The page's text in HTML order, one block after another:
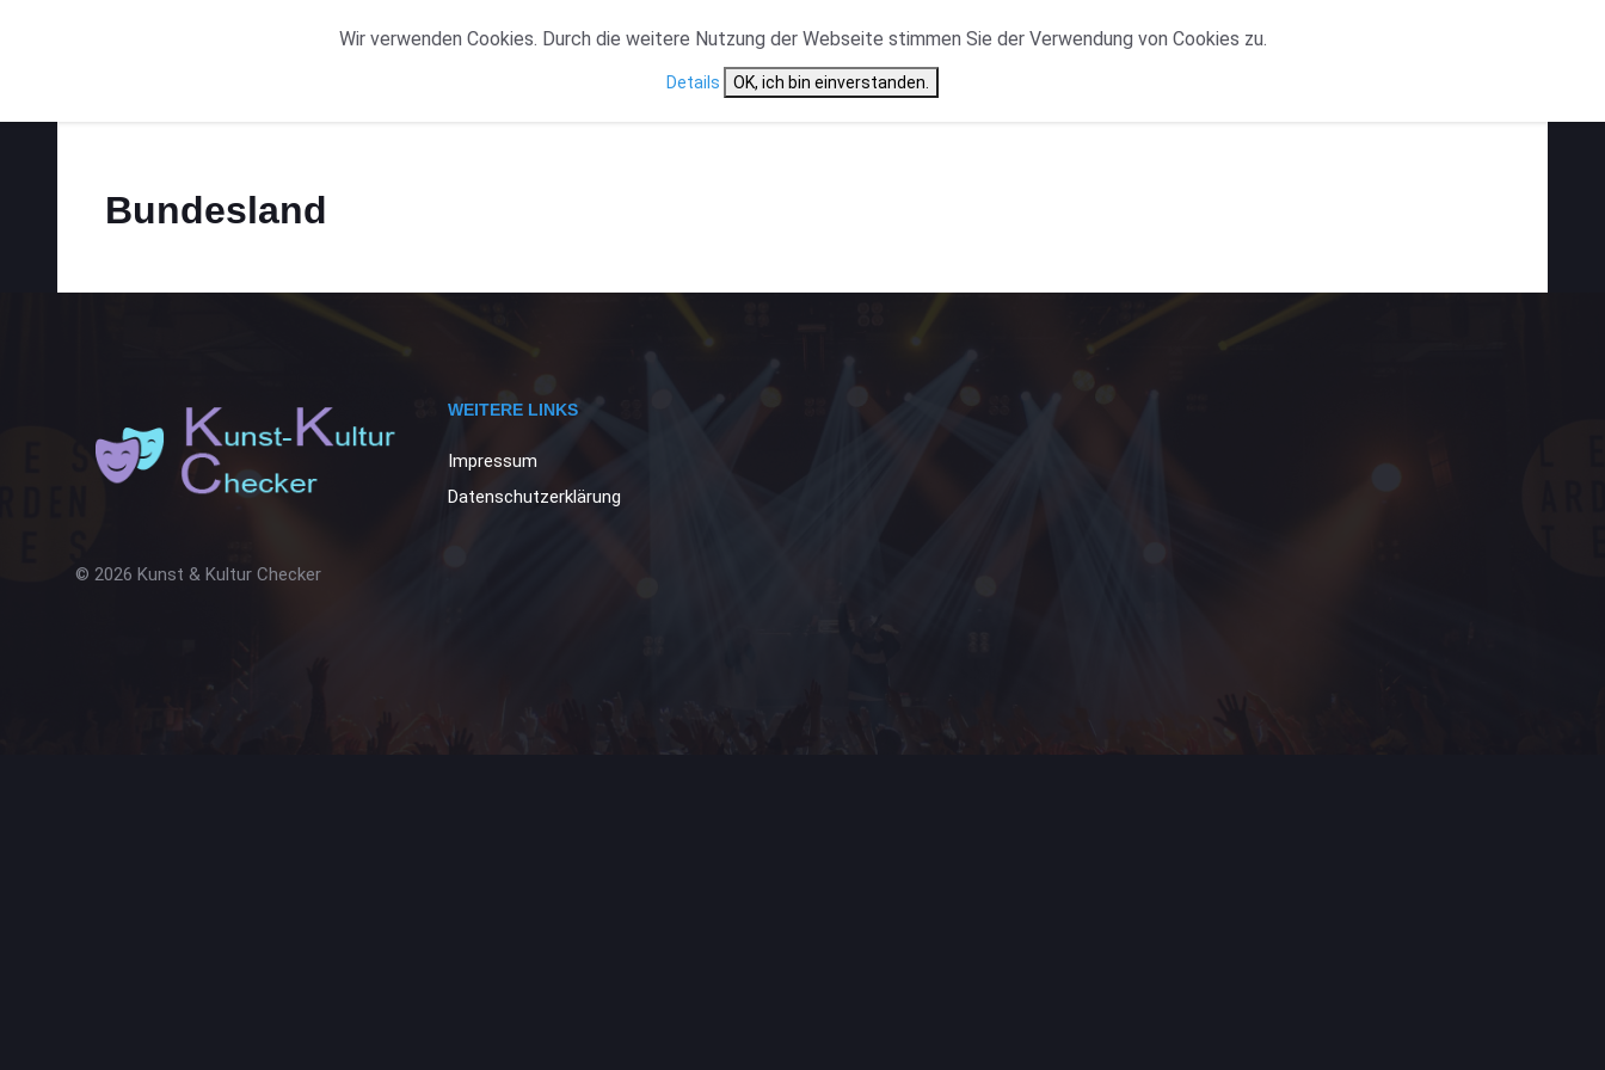
START ORTE VERANSTALTUNGSTYP NEWS CAST ÜBERSICHT
Bundesland
© 2026 Kunst & Kultur Checker
WEITERE LINKS
Impressum
Datenschutzerklärung
Wir verwenden Cookies. Durch die weitere Nutzung der Webseite stimmen Sie der Verwendung von Cookies zu.
Details OK, ich bin einverstanden.